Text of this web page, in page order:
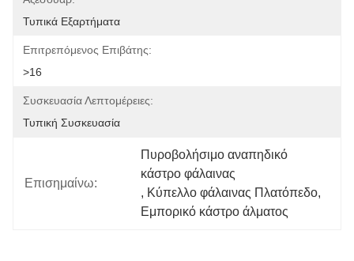
Τυπικά Εξαρτήματα
Επιτρεπόμενος Επιβάτης:
>16
Συσκευασία Λεπτομέρειες:
Τυπική Συσκευασία
Επισημαίνω:
Πυροβολήσιμο αναπηδικό
κάστρο φάλαινας
, Κύπελλο φάλαινας Πλατόπεδο,
Εμπορικό κάστρο άλματος